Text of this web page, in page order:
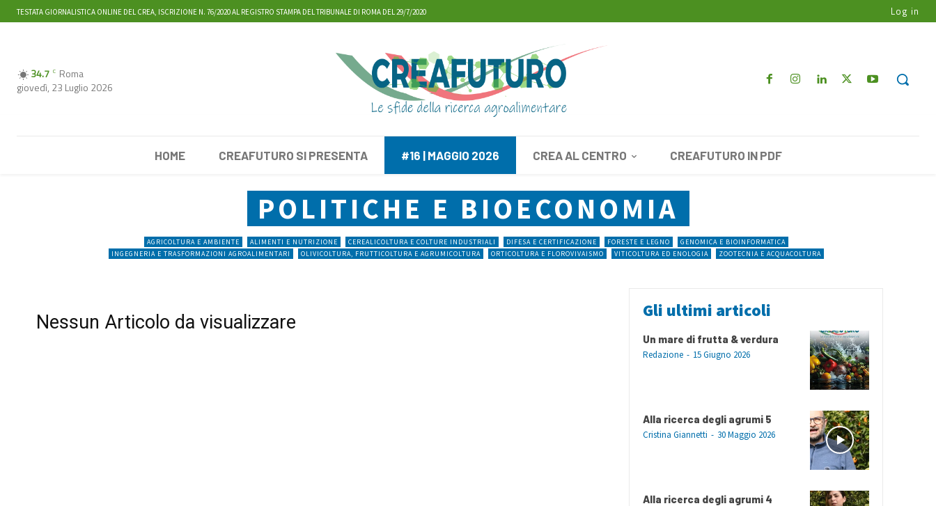
TESTATA GIORNALISTICA ONLINE DEL CREA, ISCRIZIONE N. 76/2020 AL REGISTRO STAMPA DEL TRIBUNALE DI ROMA DEL 29/7/2020 Log in
34.7 C Roma
giovedì, 23 Luglio 2026
HOME CREAFUTURO SI PRESENTA #16 | MAGGIO 2026 CREA AL CENTRO CREAFUTURO IN PDF
POLITICHE E BIOECONOMIA
AGRICOLTURA E AMBIENTE ALIMENTI E NUTRIZIONE CEREALICOLTURA E COLTURE INDUSTRIALI DIFESA E CERTIFICAZIONE FORESTE E LEGNO
GENOMICA E BIOINFORMATICA
INGEGNERIA E TRASFORMAZIONI AGROALIMENTARI
OLIVICOLTURA, FRUTTICOLTURA E AGRUMICOLTURA ORTICOLTURA E FLOROVIVAISMO VITICOLTURA ED ENOLOGIA ZOOTECNIA E ACQUACOLTURA
Nessun Articolo da visualizzare
Gli ultimi articoli
Un mare di frutta & verdura
Redazione - 15 Giugno 2026
Alla ricerca degli agrumi 5
Cristina Giannetti - 30 Maggio 2026
Alla ricerca degli agrumi 4